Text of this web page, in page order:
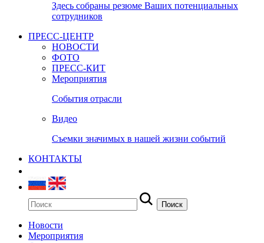
Здесь собраны резюме Ваших потенциальных
сотрудников
ПРЕСС-ЦЕНТР
НОВОСТИ
ФОТО
ПРЕСС-КИТ
Мероприятия
События отрасли
Видео
Съемки значимых в нашей жизни событий
КОНТАКТЫ
Новости
Мероприятия